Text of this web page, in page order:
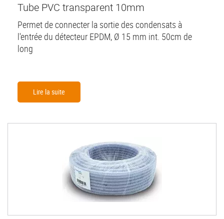
Tube PVC transparent 10mm
Permet de connecter la sortie des condensats à
l'entrée du détecteur EPDM, Ø 15 mm int. 50cm de
long
Lire la suite